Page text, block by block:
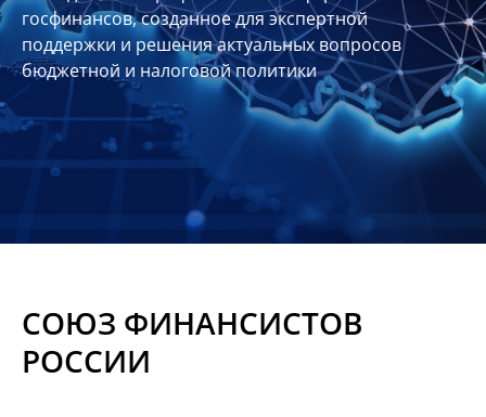
Участники
Планы
отчеты
Контакты
Материалы
госфинансов, созданное для экспертной
поддержки и решения актуальных вопросов
бюджетной и налоговой политики
СОЮЗ ФИНАНСИСТОВ
РОССИИ